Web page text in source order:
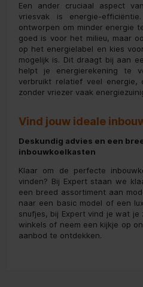
Een ander cruciaal aspect
vriesvak is energie-
ontworpen om minder energie
goed is voor het milieu, maar
op het energielabel en kies
mogelijk is. Dit draagt bij aan
helpt je energierekening te
verbruikt relatief veel energie,
zonder vriezer vaak
Vind jouw ideale
Deskundig advies en een
inbouwkoelkasten
Klaar om de perfecte
vinden? Bij Expert staan we
een breed assortiment aan
naar een basic model of een
snufjes, bij Expert vind je wat je
winkels of neem een kijkje op
aanbod te ontdekken.